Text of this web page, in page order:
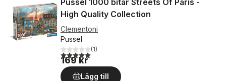
Pussel 1000 bitar Streets Of Paris -
High Quality Collection
Clementoni
Pussel
5,0utav 5 stjärnor. Totalt antal röster:
(1)
169 kr
Lägg till